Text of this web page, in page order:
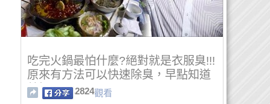
吃完火鍋最怕什麼?絕對就是衣服臭!!!
原來有方法可以快速除臭，早點知道
就好了... 2824觀看